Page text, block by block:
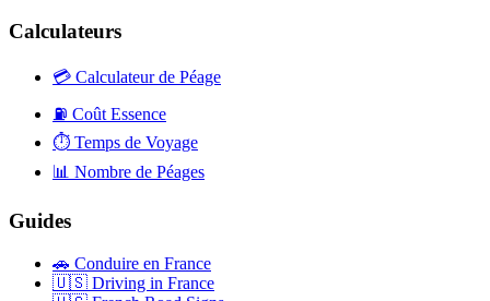
Calculateurs
💳 Calculateur de Péage
⛽ Coût Essence
⏱️ Temps de Voyage
📊 Nombre de Péages
Guides
🚗 Conduire en France
🇺🇸 Driving in France